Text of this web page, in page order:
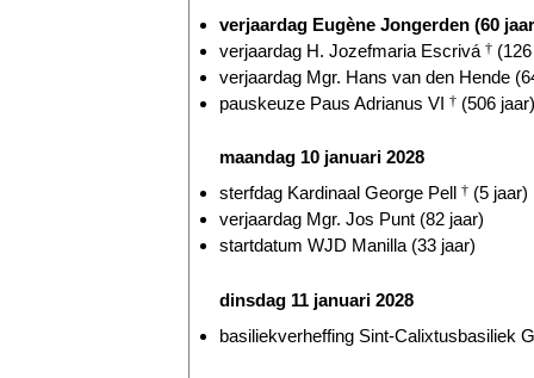
verjaardag Eugène Jongerden (60
verjaardag H. Jozefmaria Escrivá †
verjaardag Mgr. Hans van den Hende
pauskeuze Paus Adrianus VI † (506 jaar)
maandag 10 januari 2028
sterfdag Kardinaal George Pell † (5 jaar)
verjaardag Mgr. Jos Punt (82 jaar)
startdatum WJD Manilla (33 jaar)
dinsdag 11 januari 2028
basiliekverheffing Sint-Calixtusbasiliek